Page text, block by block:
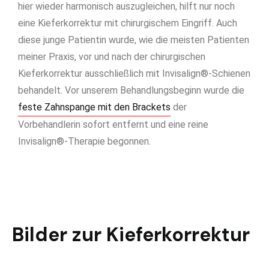
hier wieder harmonisch auszugleichen, hilft nur noch
eine Kieferkorrektur mit chirurgischem Eingriff. Auch
diese junge Patientin wurde, wie die meisten Patienten
meiner Praxis, vor und nach der chirurgischen
Kieferkorrektur ausschließlich mit Invisalign®-Schienen
behandelt. Vor unserem Behandlungsbeginn wurde die
feste Zahnspange mit den Brackets der
Vorbehandlerin sofort entfernt und eine reine
Invisalign®-Therapie begonnen.
Bilder zur Kieferkorrektur